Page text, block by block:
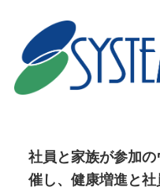
社員と家族が参加
催し、健康増進と